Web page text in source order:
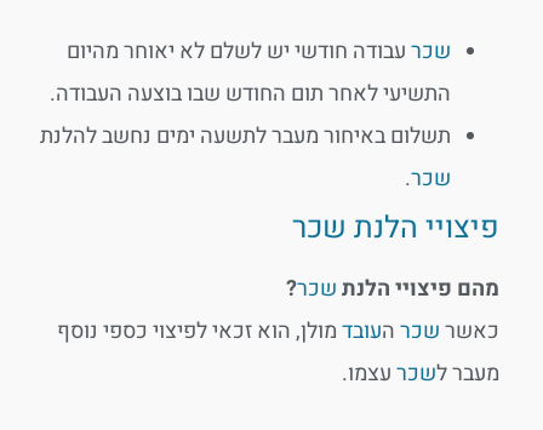
שכרעבודה חודשי יש לשלם לא יאוחר מהיום
התשיעי לאחר תום החודש שבו בוצעה העבודה.
תשלום באיחור מעבר לתשעה ימים נחשב להלנת
שכר.
פיצויי הלנת שכר
מהם פיצויי הלנתשכר?
כאשרשכרהעובדמולן, הוא זכאי לפיצוי כספי נוסף
מעבר לשכרעצמו.